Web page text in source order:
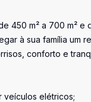
450 m² a 700 m²
à sua família um
conforto e
veículos elétricos;